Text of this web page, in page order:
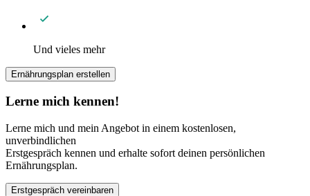
Und vieles mehr
Ernährungsplan erstellen
Lerne mich kennen!
Lerne mich und mein Angebot in einem kostenlosen,
unverbindlichen
Erstgespräch kennen und erhalte sofort deinen persönlichen
Ernährungsplan.
Erstgespräch vereinbaren